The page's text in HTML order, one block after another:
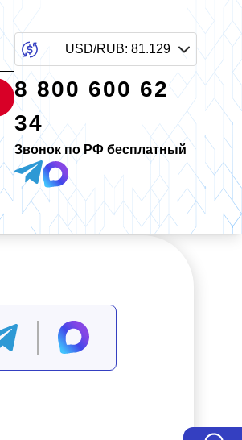
USD/RUB: 81.129
8 800 600 62
34
Звонок по РФ бесплатный